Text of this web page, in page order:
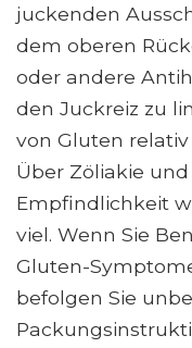
juckenden
dem oberen
oder andere
den Juckreiz zu
von Gluten relativ
Über Zöliakie
Empfindlichkeit
viel. Wenn Sie
Gluten-
befolgen Sie